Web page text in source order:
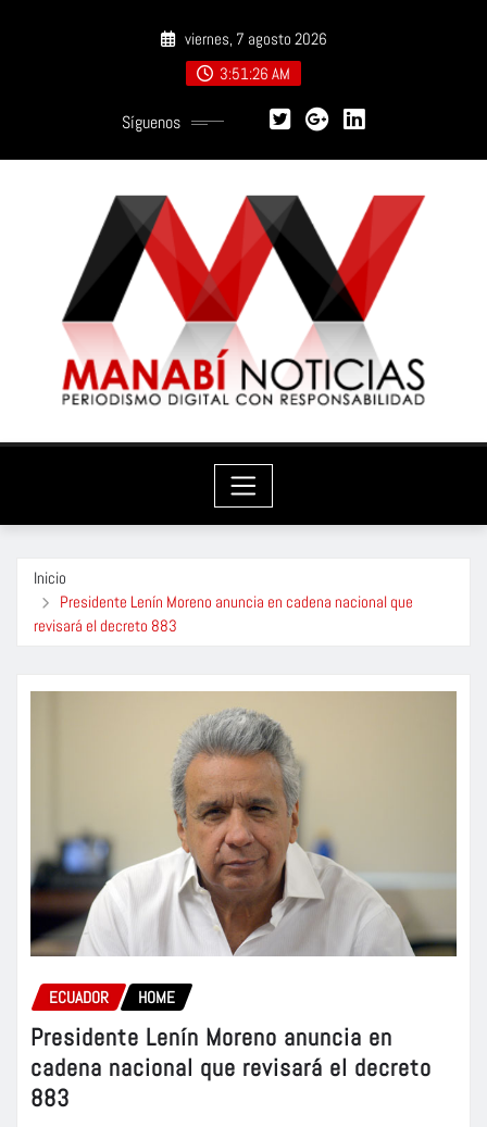
viernes, 7 agosto 2026
3:51:27 AM
Síguenos
Inicio
Presidente Lenín Moreno anuncia en cadena nacional que
revisará el decreto 883
ECUADOR HOME
Presidente Lenín Moreno anuncia en
cadena nacional que revisará el decreto
883